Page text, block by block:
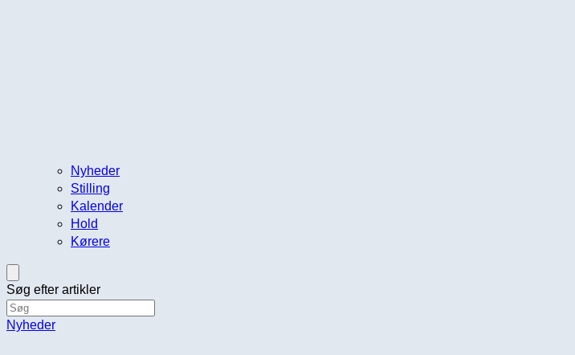
Nyheder
Stilling
Kalender
Hold
Kørere
Søg efter artikler
Nyheder